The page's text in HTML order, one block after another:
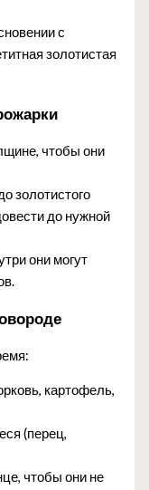
с
золотистая
чтобы они
золотистого
до нужной
они могут
картофель,
(перец,
чтобы они не